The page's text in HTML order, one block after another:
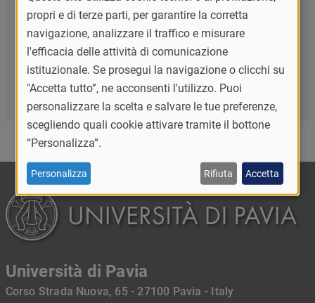
Mobilità lunghe EC2U
Partner associatI
Ricerca - EC2U Virtual Institutes
Scopri EC2U
Università di Pavia
Corso Strada Nuova, 65 - 27100 Pavia - Italy
propri e di terze parti, per garantire la corretta
navigazione, analizzare il traffico e misurare
l'efficacia delle attività di comunicazione
istituzionale. Se prosegui la navigazione o clicchi su
"Accetta tutto”, ne acconsenti l'utilizzo. Puoi
personalizzare la scelta e salvare le tue preferenze,
scegliendo quali cookie attivare tramite il bottone
“Personalizza”.
Personalizza Rifiuta Accetta